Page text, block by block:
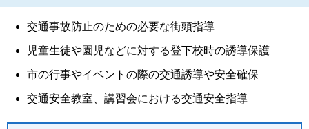
交通事故防止のための必要な街頭指導
児童生徒や園児などに対する登下校時の誘導保護
市の行事やイベントの際の交通誘導や安全確保
交通安全教室、講習会における交通安全指導